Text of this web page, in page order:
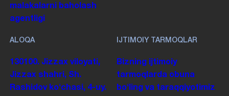
malakalarni baholash
agentligi
ALOQA
130100. Jizzax viloyati,
Jizzax shahri, Sh.
Rashidov koʻchasi, 4-uy.
IJTIMOIY TARMOQLAR
Bizning ijtimoiy
tarmoqlarda obuna
boʻling va taraqqiyotimiz